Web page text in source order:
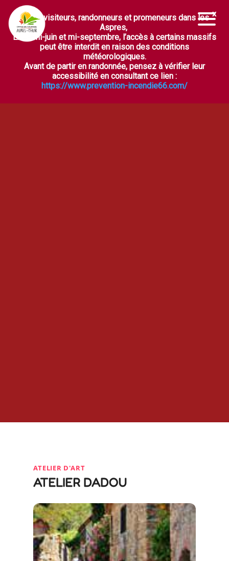
Ouvrir la barre d’outils
ATELIER D'ART
ATELIER DADOU
Chers visiteurs, randonneurs et promeneurs dans les
Aspres,
Entre mi-juin et mi-septembre, l’accès à certains massifs
peut être interdit en raison des conditions
météorologiques.
Avant de partir en randonnée, pensez à vérifier leur
accessibilité en consultant ce lien :
https://www.prevention-incendie66.com/